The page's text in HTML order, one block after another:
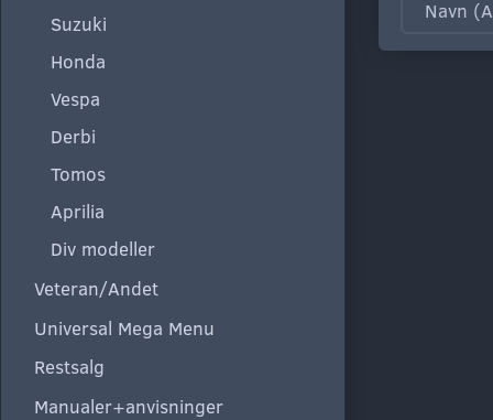
Suzuki
Honda
Vespa
Derbi
Tomos
Aprilia
Div modeller
Veteran/Andet
Universal Mega Menu
Restsalg
Manualer+anvisninger